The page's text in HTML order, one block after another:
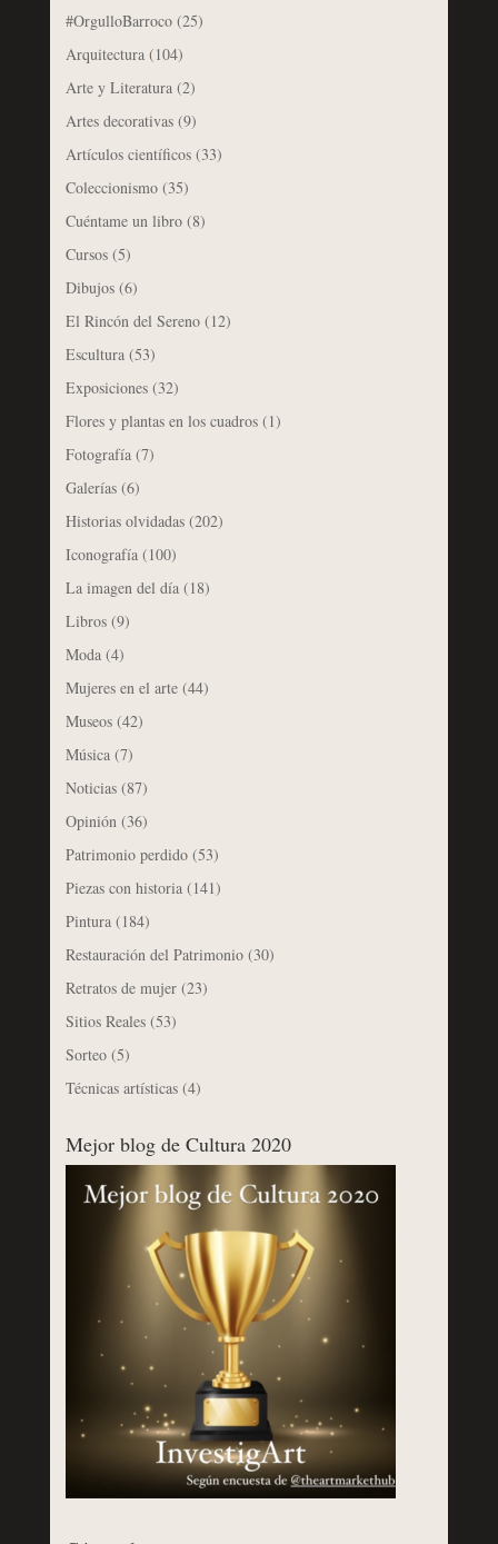
#OrgulloBarroco(25)
Arquitectura(104)
Arte y Literatura(2)
Artes decorativas(9)
Artículos científicos(33)
Coleccionismo(35)
Cuéntame un libro(8)
Cursos(5)
Dibujos(6)
El Rincón del Sereno(12)
Escultura(53)
Exposiciones(32)
Flores y plantas en los cuadros(1)
Fotografía(7)
Galerías(6)
Historias olvidadas(202)
Iconografía(100)
La imagen del día(18)
Libros(9)
Moda(4)
Mujeres en el arte(44)
Museos(42)
Música(7)
Noticias(87)
Opinión(36)
Patrimonio perdido(53)
Piezas con historia(141)
Pintura(184)
Restauración del Patrimonio(30)
Retratos de mujer(23)
Sitios Reales(53)
Sorteo(5)
Técnicas artísticas(4)
Mejor blog de Cultura 2020